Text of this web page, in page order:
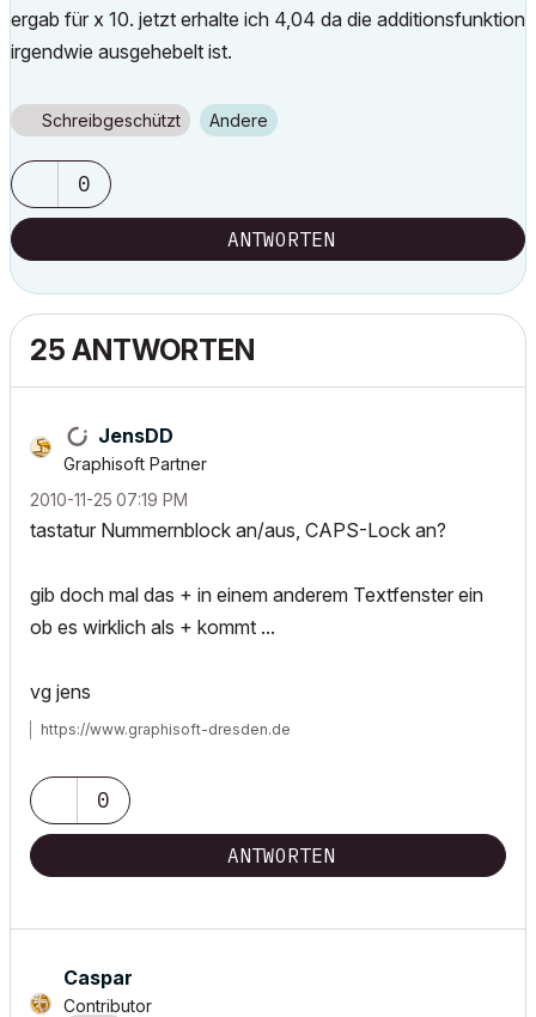
ergab für x 10. jetzt erhalte ich 4,04 da die additionsfunktion
irgendwie ausgehebelt ist.
Schreibgeschützt Andere
0
ANTWORTEN
25 ANTWORTEN
JensDD
Graphisoft Partner
‎2010-11-25 07:19 PM
tastatur Nummernblock an/aus, CAPS-Lock an?
gib doch mal das + in einem anderem Textfenster ein
ob es wirklich als + kommt ...
vg jens
https://www.graphisoft-dresden.de
0
ANTWORTEN
Caspar
Contributor